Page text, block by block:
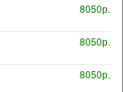
8050р.
8050р.
8050р.